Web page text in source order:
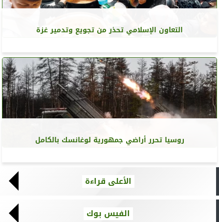
التعاون الإسلامي تحذر من تجويع وتدمير غزة
روسيا تحرر أراضي جمهورية لوغانسك بالكامل
الأعلى قراءة
الفيس بوك